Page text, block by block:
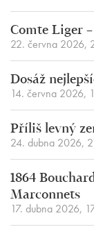
Comte Liger
22. června 2026,
Dosáž
14. června 2026,
Příliš levný
24. dubna 2026,
1864
Marconnets
17. dubna 2026,